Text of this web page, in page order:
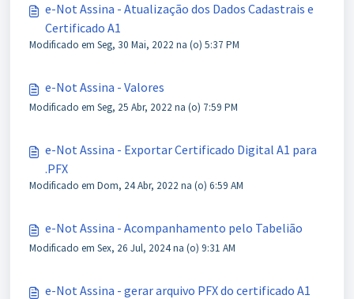
e-Not Assina - Atualização dos Dados Cadastrais e
Certificado A1
Modificado em Seg, 30 Mai, 2022 na (o) 5:37 PM
e-Not Assina - Valores
Modificado em Seg, 25 Abr, 2022 na (o) 7:59 PM
e-Not Assina - Exportar Certificado Digital A1 para
.PFX
Modificado em Dom, 24 Abr, 2022 na (o) 6:59 AM
e-Not Assina - Acompanhamento pelo Tabelião
Modificado em Sex, 26 Jul, 2024 na (o) 9:31 AM
e-Not Assina - gerar arquivo PFX do certificado A1